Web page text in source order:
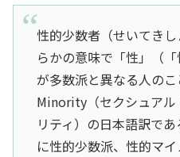
性的少数者（せいてき
らかの意味で「性」（
が多数派と異なる人の
Minority（セクシュアル
リティ）の日本語訳で
に性的少数派、性的マ